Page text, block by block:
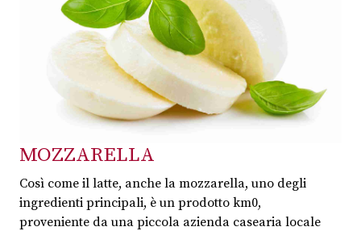
MOZZARELLA
Così come il latte, anche la mozzarella, uno degli
ingredienti principali, è un prodotto km0,
proveniente da una piccola azienda casearia locale